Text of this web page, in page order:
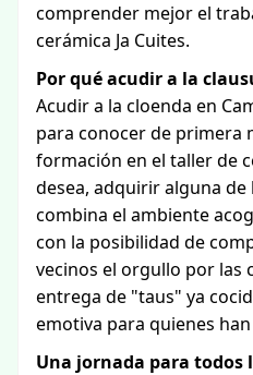
comprender mejor el
cerámica Ja Cuites.
Por qué acudir a la
Acudir a la cloenda en
para conocer de primera
formación en el taller de
desea, adquirir alguna de
combina el ambiente
con la posibilidad de
vecinos el orgullo por las
entrega de "taus" ya
emotiva para quienes
Una jornada para todos